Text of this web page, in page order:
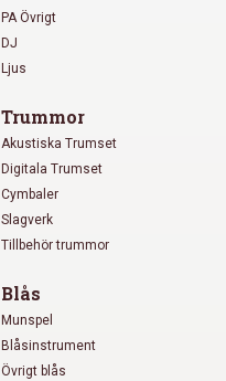
PA Övrigt
DJ
Ljus
Trummor
Akustiska Trumset
Digitala Trumset
Cymbaler
Slagverk
Tillbehör trummor
Blås
Munspel
Blåsinstrument
Övrigt blås